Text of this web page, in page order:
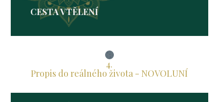
CESTA VTĚLENÍ
4.
Propis do reálného života - NOVOLUNÍ